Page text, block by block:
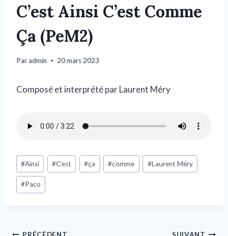
C’est Ainsi C’est Comme
Ça (PeM2)
Paradmin 20 mars 2023
Composé et interprété par Laurent Méry
#Ainsi #C’est #ça #comme #Laurent Méry
#Paco